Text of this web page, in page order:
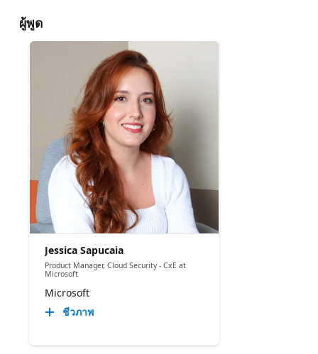
ผู้พูด
Jessica Sapucaia
Product Manager, Cloud Security - CxE at
Microsoft
Microsoft
ชีวภาพ